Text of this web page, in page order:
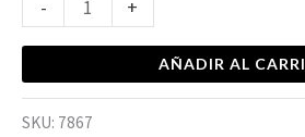
- +
AÑADIR AL
SKU: 7867